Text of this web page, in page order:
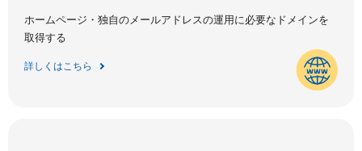
ホームページ・独自のメールアドレスの運用に必要なドメインを
取得する
詳しくはこちら